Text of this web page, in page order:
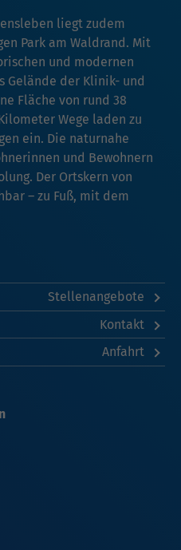
liegt zudem
Park am Waldrand. Mit
und modernen
Gelände der Klinik- und
Fläche von rund 38
Wege laden zu
ein. Die naturnahe
und Bewohnern
Der Ortskern von
– zu Fuß, mit dem
Stellenangebote
Kontakt
Anfahrt